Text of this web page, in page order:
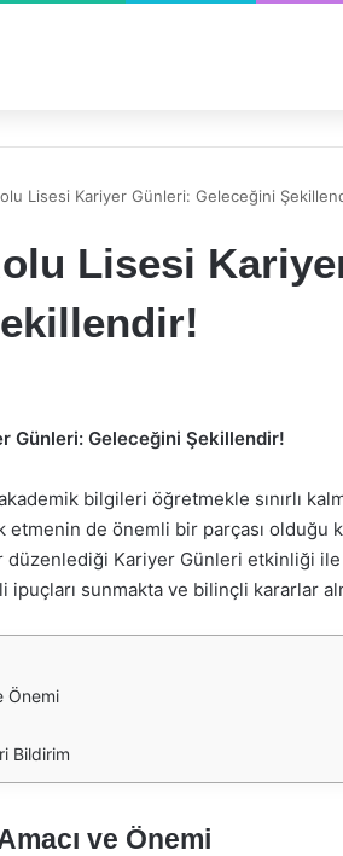
Lisesi Kariyer Günleri: Geleceğini
Lisesi
Günleri: Geleceğini Şekillendir!
bilgileri öğretmekle sınırlı
de önemli bir parçası olduğu
düzenlediği Kariyer Günleri etkinliği
sunmakta ve bilinçli kararlar
Önemi
Bildirim
ve Önemi